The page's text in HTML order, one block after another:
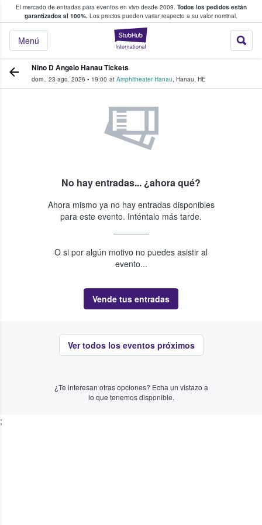
El mercado de entradas para eventos en vivo desde 2009. Todos los pedidos están
garantizados al 100%. Los precios pueden variar respecto a su valor nominal.
StubHub:
Menú
y venta de entradas entre fans
Nino D Angelo Hanau Tickets
dom., 23 ago. 2026 • 19:00 at Amphitheater Hanau, Hanau, HE
No hay entradas... ¿ahora qué?
Ahora mismo ya no hay entradas disponibles
para este evento. Inténtalo más tarde.
O si por algún motivo no puedes asistir al
evento...
Vende tus entradas
Ver todos los eventos próximos
¿Te interesan otras opciones? Echa un vistazo a
lo que tenemos disponible.
;